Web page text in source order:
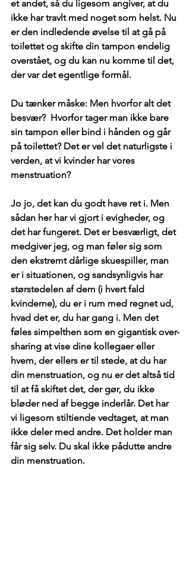
et andet, så du ligesom angiver, at du
ikke har travlt med noget som helst. Nu
er den indledende øvelse til at gå på
toilettet og skifte din tampon endelig
overstået, og du kan nu komme til det,
der var det egentlige formål.
Du tænker måske: Men hvorfor alt det
besvær?  Hvorfor tager man ikke bare
sin tampon eller bind i hånden og går
på toilettet? Det er vel det naturligste i
verden, at vi kvinder har vores
menstruation?
Jo jo, det kan du godt have ret i. Men
sådan her har vi gjort i evigheder, og
det har fungeret. Det er besværligt, det
medgiver jeg, og man føler sig som
den ekstremt dårlige skuespiller, man
er i situationen, og sandsynligvis har
størstedelen af dem (i hvert fald
kvinderne), du er i rum med regnet ud,
hvad det er, du har gang i. Men det
føles simpelthen som en gigantisk over-
sharing at vise dine kollegaer eller
hvem, der ellers er til stede, at du har
din menstruation, og nu er det altså tid
til at få skiftet det, der gør, du ikke
bløder ned af begge inderlår. Det har
vi ligesom stiltiende vedtaget, at man
ikke deler med andre. Det holder man
får sig selv. Du skal ikke pådutte andre
din menstruation.